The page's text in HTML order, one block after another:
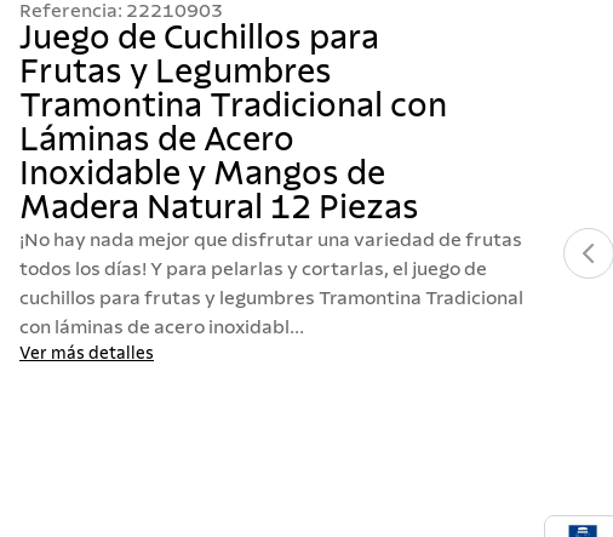
Referencia: 22210903
Juego de Cuchillos para
Frutas y Legumbres
Tramontina Tradicional con
Láminas de Acero
Inoxidable y Mangos de
Madera Natural 12 Piezas
¡No hay nada mejor que disfrutar una variedad de frutas
todos los días! Y para pelarlas y cortarlas, el juego de
cuchillos para frutas y legumbres Tramontina Tradicional
con láminas de acero inoxidabl...
Ver más detalles